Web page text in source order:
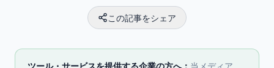
この記事をシェア
ツール・サービスを提供する企業の方へ： 当メディア